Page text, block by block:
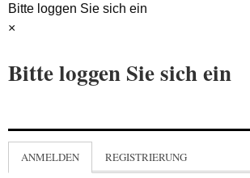
Bitte loggen Sie sich ein
×
Bitte loggen Sie sich ein
ANMELDEN REGISTRIERUNG